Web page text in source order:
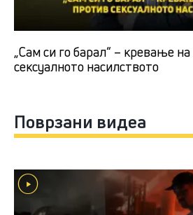
„Сам си го барал“ – кревање
сексуалното насилството
Поврзани видеа